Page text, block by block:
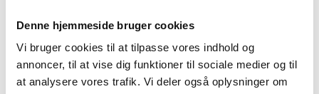
Denne hjemmeside bruger cookies
Vi bruger cookies til at tilpasse vores indhold og
annoncer, til at vise dig funktioner til sociale medier og til
at analysere vores trafik. Vi deler også oplysninger om
Integration og uddannelse